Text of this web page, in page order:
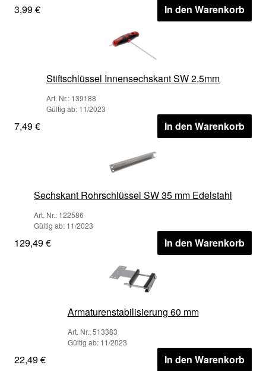
3,99 € In den Warenkorb
Stiftschlüssel Innensechskant SW 2,5mm
Art. Nr.: 139188
Gültig ab: 11/2023
7,49 € In den Warenkorb
Sechskant Rohrschlüssel SW 35 mm Edelstahl
Art. Nr.: 122586
Gültig ab: 11/2023
129,49 € In den Warenkorb
Armaturenstabilisierung 60 mm
Art. Nr.: 513383
Gültig ab: 11/2023
22,49 € In den Warenkorb